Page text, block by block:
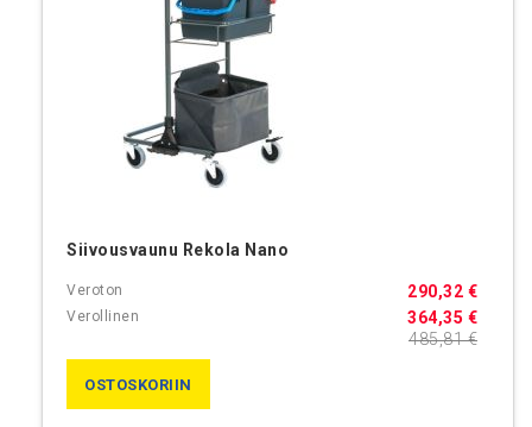
Siivousvaunu Rekola Nano
364,35 €
290,32 €
485,81 €
OSTOSKORIIN